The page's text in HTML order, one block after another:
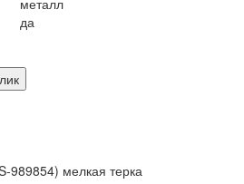
металл
да
989854) мелкая терка